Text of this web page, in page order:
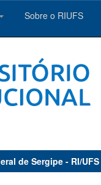
Sobre o RIUFS
de Sergipe - RI/UFS